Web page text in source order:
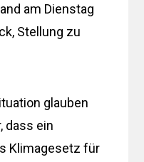
am Dienstag
Stellung zu
glauben
dass ein
Klimagesetz für